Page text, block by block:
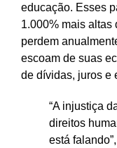
educação. Esses
1.000% mais altas
perdem
escoam de suas
de dívidas, juros e
“A injustiça
direitos
está